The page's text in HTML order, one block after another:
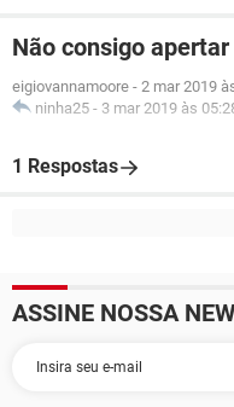
Não consigo
eigiovannamoore - 2 mar 2019
ninha25 - 3 mar 2019 às
1 Respostas
ASSINE NOSSA